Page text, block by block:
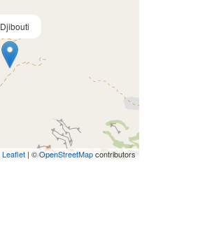
Djibouti
Leaflet | ©OpenStreetMapcontributors